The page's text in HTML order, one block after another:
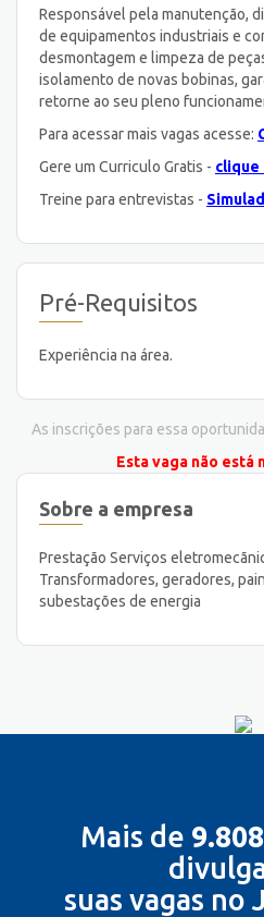
Responsável pela manutenção,
de equipamentos industriais e
desmontagem e limpeza de
isolamento de novas bobinas,
retorne ao seu pleno
Para acessar mais vagas acesse:
Gere um Curriculo Gratis - clique
Treine para entrevistas -
Pré-Requisitos
Experiência na área.
As inscrições para essa
Esta vaga não está
Sobre a empresa
Prestação Serviços
Transformadores, geradores,
subestações de energia
Mais de
suas vagas no